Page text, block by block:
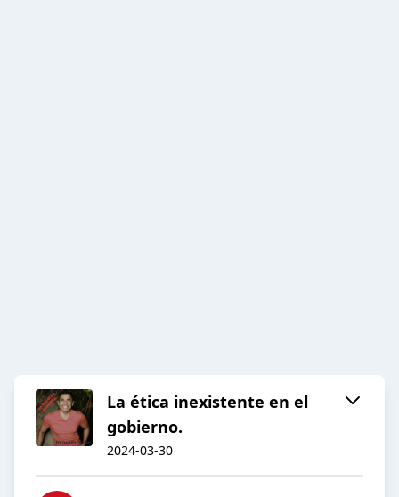
La ética inexistente en el
gobierno.
2024-03-30